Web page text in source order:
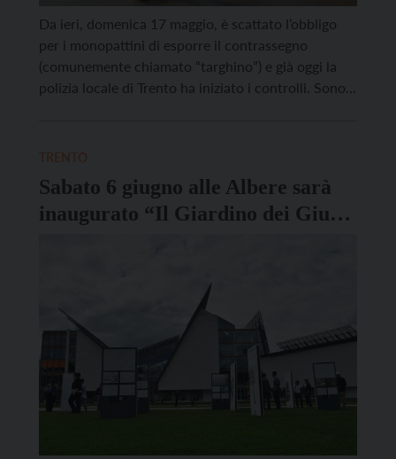
Da ieri, domenica 17 maggio, è scattato l’obbligo
per i monopattini di esporre il contrassegno
(comunemente chiamato “targhino”) e già oggi la
polizia locale di Trento ha iniziato i controlli. Sono
Sabato 6 giugno alle Albere sarà
inaugurato “Il Giardino dei Giusti